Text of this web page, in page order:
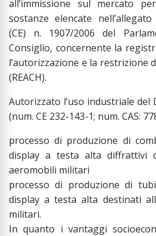
all’immissione sul mercato
sostanze elencate
(CE) n. 1907/2006 del
Consiglio, concernente la
l’autorizzazione e la restrizione
(REACH).
Autorizzato l’uso industriale del
(num. CE 232-143-1; num. CAS:
processo di produzione di
display a testa alta diffrattivi
aeromobili militari
processo di produzione di
display a testa alta destinati
militari.
In quanto i vantaggi